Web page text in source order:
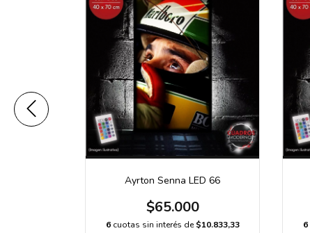
Ayrton Senna LED 66
$65.000
6 cuotas sin interés de$10.833,33 6